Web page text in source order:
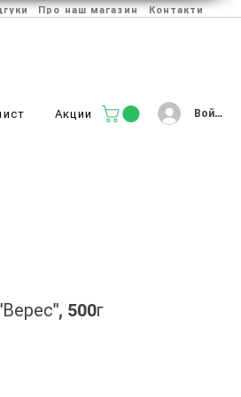
Про наш магазин Контакти
Акции Войти
500г